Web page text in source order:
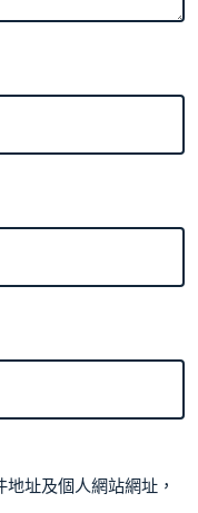
址及個人網站網址，